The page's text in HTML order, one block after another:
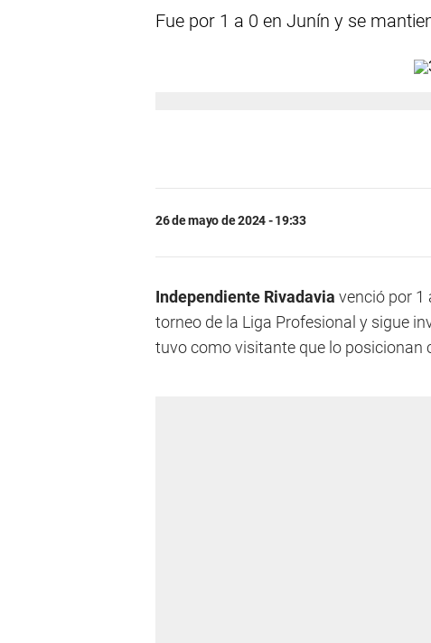
Fue por 1 a 0 en Junín y se
26 de mayo de 2024 - 19:33
Independiente Rivadavia venció por 1
torneo de la Liga Profesional y sigue
tuvo como visitante que lo posicionan